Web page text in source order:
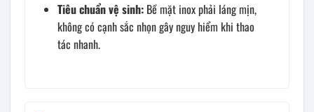
Tiêu chuẩn vệ sinh: Bề mặt inox phải láng mịn,
không có cạnh sắc nhọn gây nguy hiểm khi thao
tác nhanh.